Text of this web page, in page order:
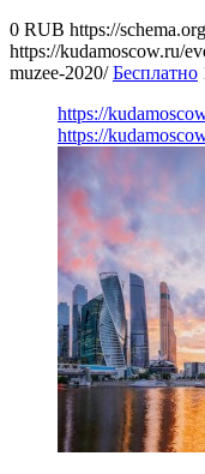
0 RUB https://
https://kudamoscow.ru/
muzee-2020/ Бесплатно
https://
https://